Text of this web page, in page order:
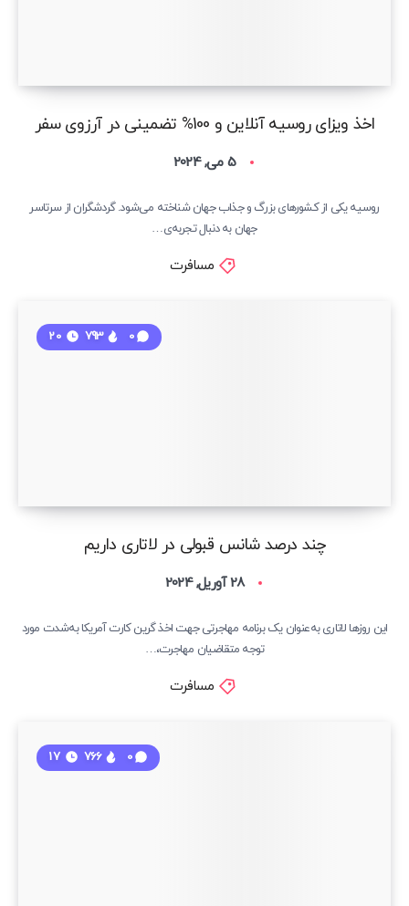
اخذ ویزای روسیه آنلاین و 100% تضمینی در آرزوی سفر
5 می, 2024
روسیه یکی از کشورهای بزرگ و جذاب جهان شناخته می‌شود. گردشگران از سرتاسر
جهان به دنبال تجربه‌ی…
مسافرت
چند درصد شانس قبولی در لاتاری داریم
0
793
28 آوریل, 2024
این روزها لاتاری به‌عنوان یک برنامه مهاجرتی جهت اخذ گرین کارت آمریکا به‌شدت مورد
توجه متقاضیان مهاجرت،…
مسافرت
0
766